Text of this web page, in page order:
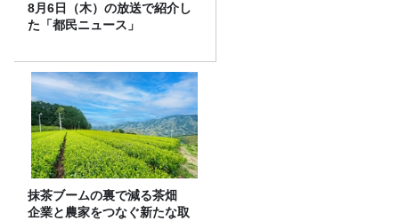
8月6日（木）の放送で紹介し
た「都民ニュース」
抹茶ブームの裏で減る茶畑
企業と農家をつなぐ新たな取